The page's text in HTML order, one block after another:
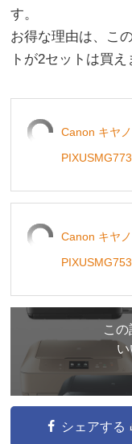
す。
お得な理由は、こ
トが2セットは買え
Canon キヤ
Canon キヤ
こ
シェアする